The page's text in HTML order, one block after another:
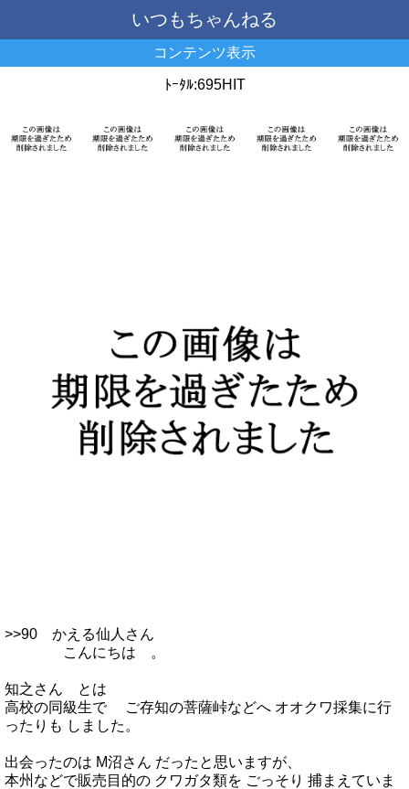
いつもちゃんねる
コンテンツ表示
ﾄｰﾀﾙ:695HIT
>>90 かえる仙人さん
こんにちは 。
知之さん とは
高校の同級生で ご存知の菩薩峠などへ オオクワ採集に行
ったりも しました。
出会ったのは M沼さん だったと思いますが、
本州などで販売目的の クワガタ類を ごっそり 捕まえていま